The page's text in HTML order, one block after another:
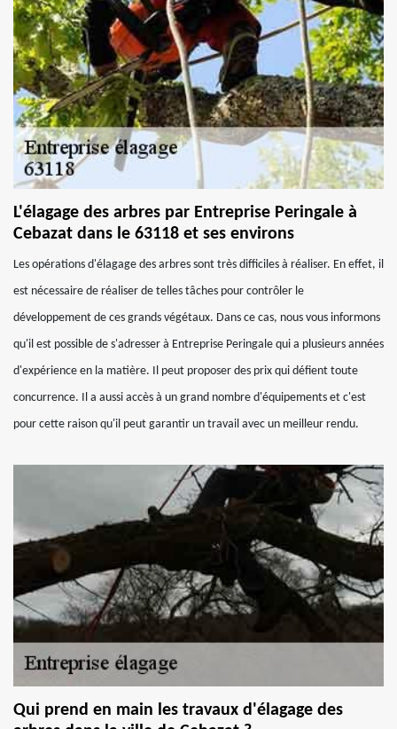
L'élagage des arbres par Entreprise Peringale à
Cebazat dans le 63118 et ses environs
Les opérations d'élagage des arbres sont très difficiles à réaliser. En effet, il
est nécessaire de réaliser de telles tâches pour contrôler le
développement de ces grands végétaux. Dans ce cas, nous vous informons
qu'il est possible de s'adresser à Entreprise Peringale qui a plusieurs années
d'expérience en la matière. Il peut proposer des prix qui défient toute
concurrence. Il a aussi accès à un grand nombre d'équipements et c'est
pour cette raison qu'il peut garantir un travail avec un meilleur rendu.
Qui prend en main les travaux d'élagage des